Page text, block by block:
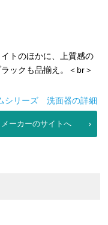
トのほかに、上質感の
ックも品揃え。＜br＞
シリーズ 洗面器の詳細
メーカーのサイトへ